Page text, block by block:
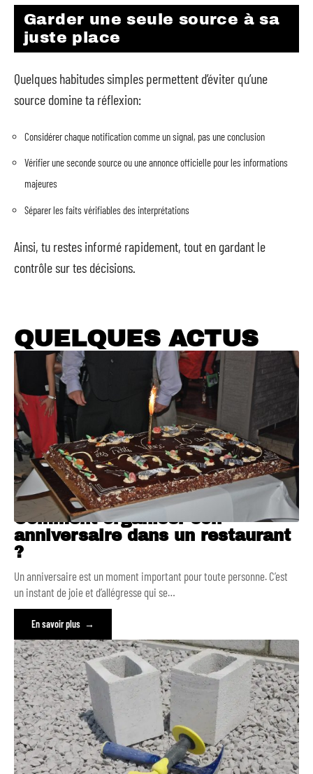
Garder une seule source à sa
juste place
Quelques habitudes simples permettent d’éviter qu’une
source domine ta réflexion:
Considérer chaque notification comme un signal, pas une conclusion
Vérifier une seconde source ou une annonce officielle pour les informations
majeures
Séparer les faits vérifiables des interprétations
Ainsi, tu restes informé rapidement, tout en gardant le
contrôle sur tes décisions.
QUELQUES ACTUS
Comment organiser son
anniversaire dans un restaurant
?
Un anniversaire est un moment important pour toute personne. C’est
un instant de joie et d’allégresse qui se…
En savoir plus